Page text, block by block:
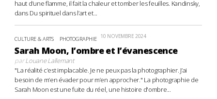
haut d’une flamme, il fait la chaleur et tomber les feuilles. Kandinsky,
dans Du spirituel dans l’art et...
CULTURE & ARTS PHOTOGRAPHIE 10 NOVEMBRE 2024
Sarah Moon, l’ombre et l’évanescence
parLouane Lallemant
"La réalité c’est implacable. Je ne peux pas la photographier. J’ai
besoin de m’en évader pour m’en approcher." La photographie de
Sarah Moon est une fuite du réel, une histoire d'ombre...